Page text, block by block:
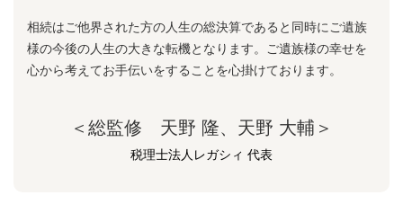
相続はご他界された方の人生の総決算であると同時にご遺族
様の今後の人生の大きな転機となります。ご遺族様の幸せを
心から考えてお手伝いをすることを心掛けております。
＜総監修 天野 隆、天野 大輔＞
税理士法人レガシィ 代表